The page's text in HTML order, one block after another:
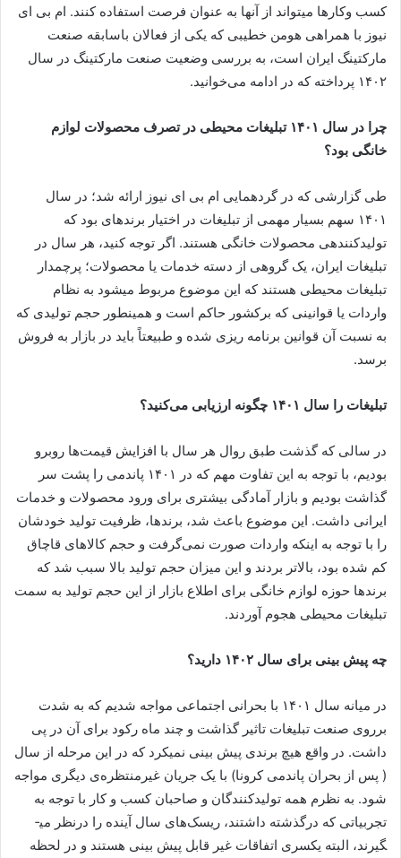
کسب وکارها می­تواند از آنها به عنوان فرصت استفاده کنند. ام بی ای
نیوز با همراهی هومن خطیبی که یکی از فعالان باسابقه صنعت
مارکتینگ ایران است، به بررسی وضعیت صنعت مارکتینگ در سال
۱۴۰۲ پرداخته که در ادامه می‌خوانید.
چرا در سال ۱۴۰۱ تبلیغات محیطی در تصرف محصولات لوازم
خانگی بود؟
طی گزارشی که در گردهمایی ام بی ای نیوز ارائه شد؛ در سال
۱۴۰۱ سهم بسیار مهمی از تبلیغات در اختیار برندهای بود که
تولیدکننده­ی محصولات خانگی هستند. اگر توجه کنید، هر سال در
تبلیغات ایران، یک گروهی از دسته خدمات یا محصولات؛ پرچمدار
تبلیغات محیطی هستند که این موضوع مربوط می­شود به نظام
واردات یا قوانینی که برکشور حاکم است و همینطور حجم تولیدی که
به نسبت آن قوانین برنامه ریزی شده و طبیعتاً باید در بازار به فروش
برسد.
تبلیغات را سال ۱۴۰۱ چگونه ارزیابی می‌کنید؟
در سالی که گذشت طبق روال هر سال با افزایش قیمت‌ها روبرو
بودیم، با توجه به این تفاوت مهم که در ۱۴۰۱ پاندمی را پشت سر
گذاشت بودیم و بازار آمادگی بیشتری برای ورود محصولات و خدمات
ایرانی داشت. این موضوع باعث شد، برندها، ظرفیت تولید خودشان
را با توجه به اینکه واردات صورت نمی‌گرفت و حجم کالاهای قاچاق
کم شده بود، بالاتر بردند و این میزان حجم تولید بالا سبب شد که
برندها حوزه لوازم خانگی برای اطلاع بازار از این حجم تولید به سمت
تبلیغات محیطی هجوم آوردند.
چه پیش بینی برای سال ۱۴۰۲ دارید؟
در میانه سال ۱۴۰۱ با بحرانی اجتماعی مواجه شدیم که به شدت
برروی صنعت تبلیغات تاثیر گذاشت و چند ماه رکود برای آن در پی
داشت. در واقع هیچ برندی پیش بینی نمی­کرد که در این مرحله از سال
( پس از بحران پاندمی کرونا) با یک جریان غیرمنتظره‌ی دیگری مواجه
شود. به نظرم همه تولیدکنندگان و صاحبان کسب و کار با توجه به
تجربیاتی که درگذشته داشتند، ریسک‌های سال آینده را درنظر می­
گیرند، البته یکسری اتفاقات غیر قابل پیش بینی هستند و در لحظه